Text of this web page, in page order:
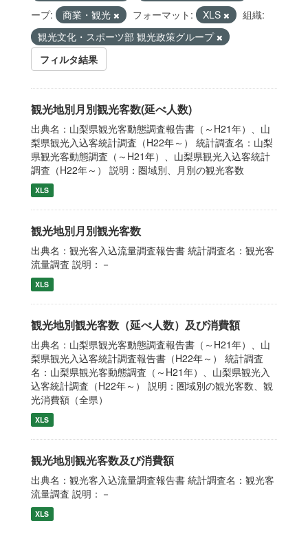
ープ:
商業・観光 フォーマット: XLS
組織:
観光文化・スポーツ部 観光政策グループ
フィルタ結果
観光地別月別観光客数(延べ人数)
出典名：山梨県観光客動態調査報告書（～H21年）、山
梨県観光入込客統計調査（H22年～） 統計調査名：山梨
県観光客動態調査（～H21年）、山梨県観光入込客統計
調査（H22年～） 説明：圏域別、月別の観光客数
XLS
観光地別月別観光客数
出典名：観光客入込流量調査報告書 統計調査名：観光客
流量調査 説明：－
XLS
観光地別観光客数（延べ人数）及び消費額
出典名：山梨県観光客動態調査報告書（～H21年）、山
梨県観光入込客統計調査報告書（H22年～） 統計調査
名：山梨県観光客動態調査（～H21年）、山梨県観光入
込客統計調査（H22年～） 説明：圏域別の観光客数、観
光消費額（全県）
XLS
観光地別観光客数及び消費額
出典名：観光客入込流量調査報告書 統計調査名：観光客
流量調査 説明：－
XLS